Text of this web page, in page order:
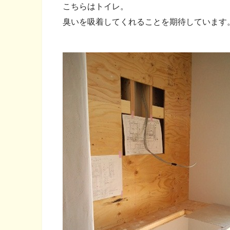
こちらはトイレ。
臭いを吸着してくれることを期待しています